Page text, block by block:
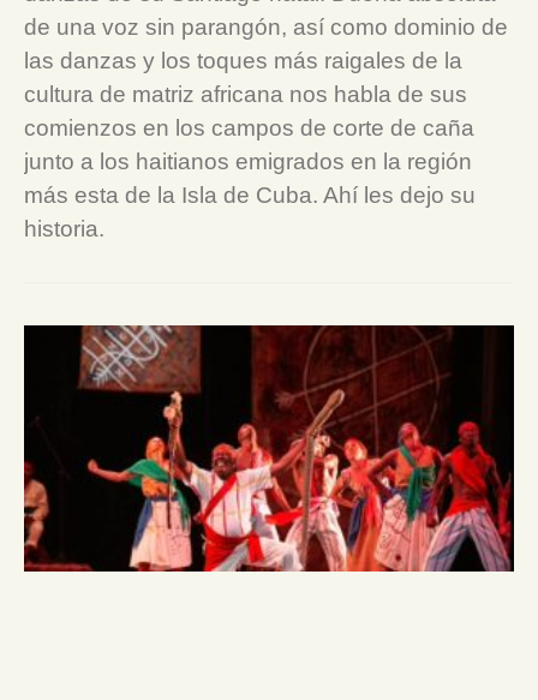
de una voz sin parangón, así como dominio de
las danzas y los toques más raigales de la
cultura de matriz africana nos habla de sus
comienzos en los campos de corte de caña
junto a los haitianos emigrados en la región
más esta de la Isla de Cuba. Ahí les dejo su
historia.